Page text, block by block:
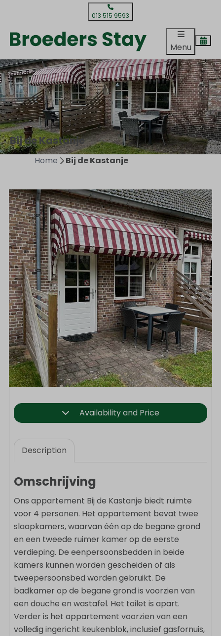
013 515 9593
Menu
Bij de Kastanje
Home Bij de Kastanje
Availability and Price
Description
Omschrijving
Ons appartement Bij de Kastanje biedt ruimte
voor 4 personen. Het appartement bevat twee
slaapkamers, waarvan één op de begane grond
en een tweede ruimer kamer op de eerste
verdieping. De eenpersoonsbedden in beide
kamers kunnen worden gescheiden of als
tweepersoonsbed worden gebruikt. De
badkamer op de begane grond is voorzien van
een douche en wastafel. Het toilet is apart.
Verder is het appartement voorzien van een
volledig ingericht keukenblok, inclusief gasfornuis,